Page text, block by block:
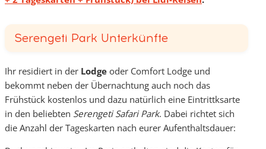
Serengeti Park Unterkünfte
Ihr residiert in der Lodge oder Comfort Lodge und
bekommt neben der Übernachtung auch noch das
Frühstück kostenlos und dazu natürlich eine Eintrittksarte
in den beliebten Serengeti Safari Park. Dabei richtet sich
die Anzahl der Tageskarten nach eurer Aufenthaltsdauer: